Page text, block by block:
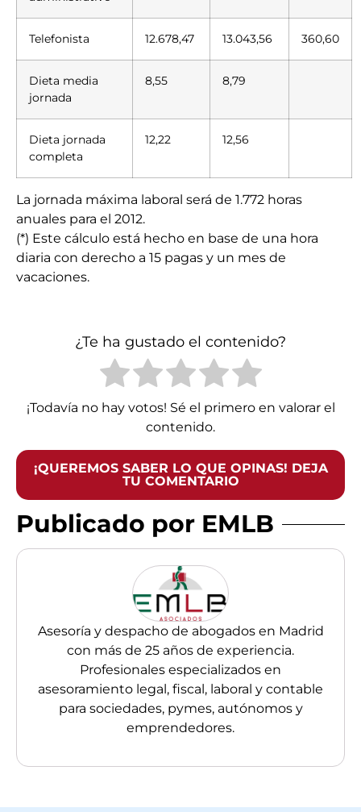
Telefonista 12.678,47 13.043,56 360,60
Dieta media
jornada
8,55 8,79
Dieta jornada
completa
12,22 12,56
La jornada máxima laboral será de 1.772 horas
anuales para el 2012.
(*) Este cálculo está hecho en base de una hora
diaria con derecho a 15 pagas y un mes de
vacaciones.
¿Te ha gustado el contenido?
¡Todavía no hay votos! Sé el primero en valorar el
contenido.
¡QUEREMOS SABER LO QUE OPINAS! DEJA
TU COMENTARIO
Publicado por EMLB
Asesoría y despacho de abogados en Madrid
con más de 25 años de experiencia.
Profesionales especializados en
asesoramiento legal, fiscal, laboral y contable
para sociedades, pymes, autónomos y
emprendedores.